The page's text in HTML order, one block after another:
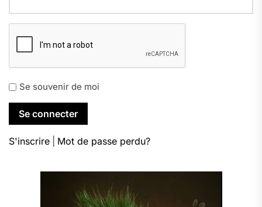
Se souvenir de moi
S'inscrire Mot de passe perdu?